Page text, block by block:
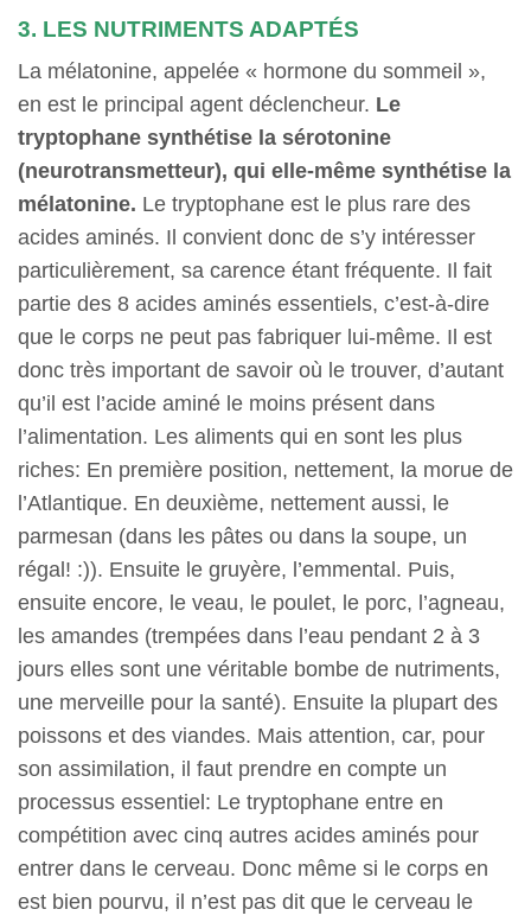
3. LES NUTRIMENTS ADAPTÉS
La mélatonine, appelée « hormone du sommeil »,
en est le principal agent déclencheur. Le
tryptophane synthétise la sérotonine
(neurotransmetteur), qui elle-même synthétise la
mélatonine. Le tryptophane est le plus rare des
acides aminés. Il convient donc de s’y intéresser
particulièrement, sa carence étant fréquente. Il fait
partie des 8 acides aminés essentiels, c’est-à-dire
que le corps ne peut pas fabriquer lui-même. Il est
donc très important de savoir où le trouver, d’autant
qu’il est l’acide aminé le moins présent dans
l’alimentation. Les aliments qui en sont les plus
riches: En première position, nettement, la morue de
l’Atlantique. En deuxième, nettement aussi, le
parmesan (dans les pâtes ou dans la soupe, un
régal! :)). Ensuite le gruyère, l’emmental. Puis,
ensuite encore, le veau, le poulet, le porc, l’agneau,
les amandes (trempées dans l’eau pendant 2 à 3
jours elles sont une véritable bombe de nutriments,
une merveille pour la santé). Ensuite la plupart des
poissons et des viandes. Mais attention, car, pour
son assimilation, il faut prendre en compte un
processus essentiel: Le tryptophane entre en
compétition avec cinq autres acides aminés pour
entrer dans le cerveau. Donc même si le corps en
est bien pourvu, il n’est pas dit que le cerveau le